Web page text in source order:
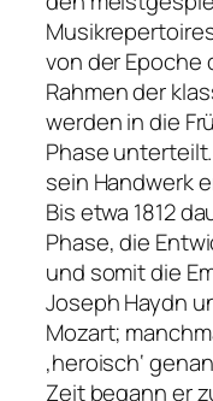
von der Epoche
Rahmen der
werden in die
Phase unterteilt.
sein Handwerk
Bis etwa 1812
Phase, die
und somit die
Joseph Haydn
Mozart;
‚heroisch‘
Zeit begann er